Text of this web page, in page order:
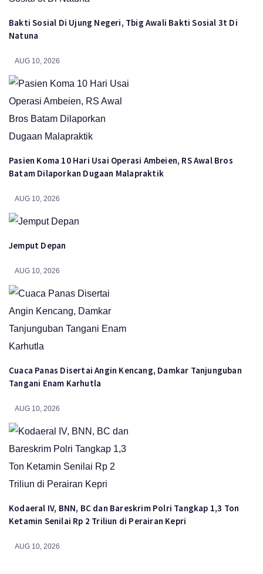
Bakti Sosial Di Ujung Negeri, Tbig Awali Bakti Sosial 3t Di
Natuna
AUG 10, 2026
Pasien Koma 10 Hari Usai Operasi Ambeien, RS Awal Bros
Batam Dilaporkan Dugaan Malapraktik
AUG 10, 2026
Jemput Depan
AUG 10, 2026
Cuaca Panas Disertai Angin Kencang, Damkar Tanjunguban
Tangani Enam Karhutla
AUG 10, 2026
Kodaeral IV, BNN, BC dan Bareskrim Polri Tangkap 1,3 Ton
Ketamin Senilai Rp 2 Triliun di Perairan Kepri
AUG 10, 2026